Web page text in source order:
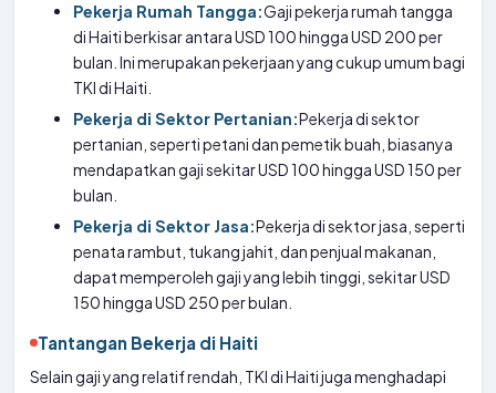
Pekerja Rumah Tangga:Gaji pekerja rumah tangga
di Haiti berkisar antara USD 100 hingga USD 200 per
bulan. Ini merupakan pekerjaan yang cukup umum bagi
TKI di Haiti.
Pekerja di Sektor Pertanian:Pekerja di sektor
pertanian, seperti petani dan pemetik buah, biasanya
mendapatkan gaji sekitar USD 100 hingga USD 150 per
bulan.
Pekerja di Sektor Jasa:Pekerja di sektor jasa, seperti
penata rambut, tukang jahit, dan penjual makanan,
dapat memperoleh gaji yang lebih tinggi, sekitar USD
150 hingga USD 250 per bulan.
Tantangan Bekerja di Haiti
Selain gaji yang relatif rendah, TKI di Haiti juga menghadapi